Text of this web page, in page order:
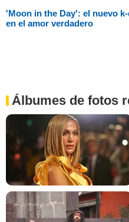
'Moon in the Day': el nuevo
en el amor verdadero
Álbumes de fotos